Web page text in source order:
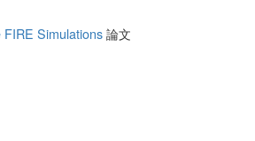
Simulations論文